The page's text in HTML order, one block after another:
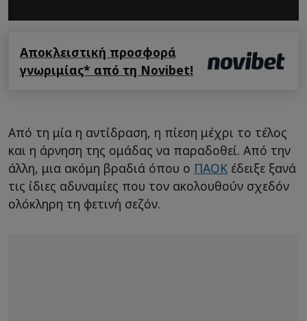
Αποκλειστική προσφορά
γνωριμίας* από τη Novibet!
Από τη μία η αντίδραση, η πίεση μέχρι το τέλος
και η άρνηση της ομάδας να παραδοθεί. Από την
άλλη, μια ακόμη βραδιά όπου ο ΠΑΟΚ έδειξε ξανά
τις ίδιες αδυναμίες που τον ακολουθούν σχεδόν
ολόκληρη τη φετινή σεζόν.